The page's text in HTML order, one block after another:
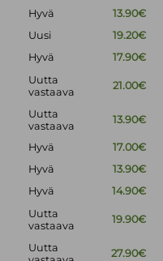
Hyvä
13.90€
Uusi
19.20€
Hyvä
17.90€
Uutta
vastaava
21.00€
Uutta
vastaava
13.90€
Hyvä
17.00€
Hyvä
13.90€
Hyvä
14.90€
Uutta
vastaava
19.90€
Uutta
27.90€